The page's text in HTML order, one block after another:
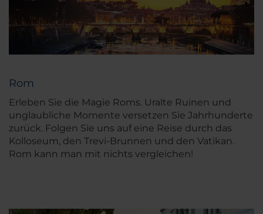
Rom
Erleben Sie die Magie Roms. Uralte Ruinen und
unglaubliche Momente versetzen Sie Jahrhunderte
zurück. Folgen Sie uns auf eine Reise durch das
Kolloseum, den Trevi-Brunnen und den Vatikan.
Rom kann man mit nichts vergleichen!